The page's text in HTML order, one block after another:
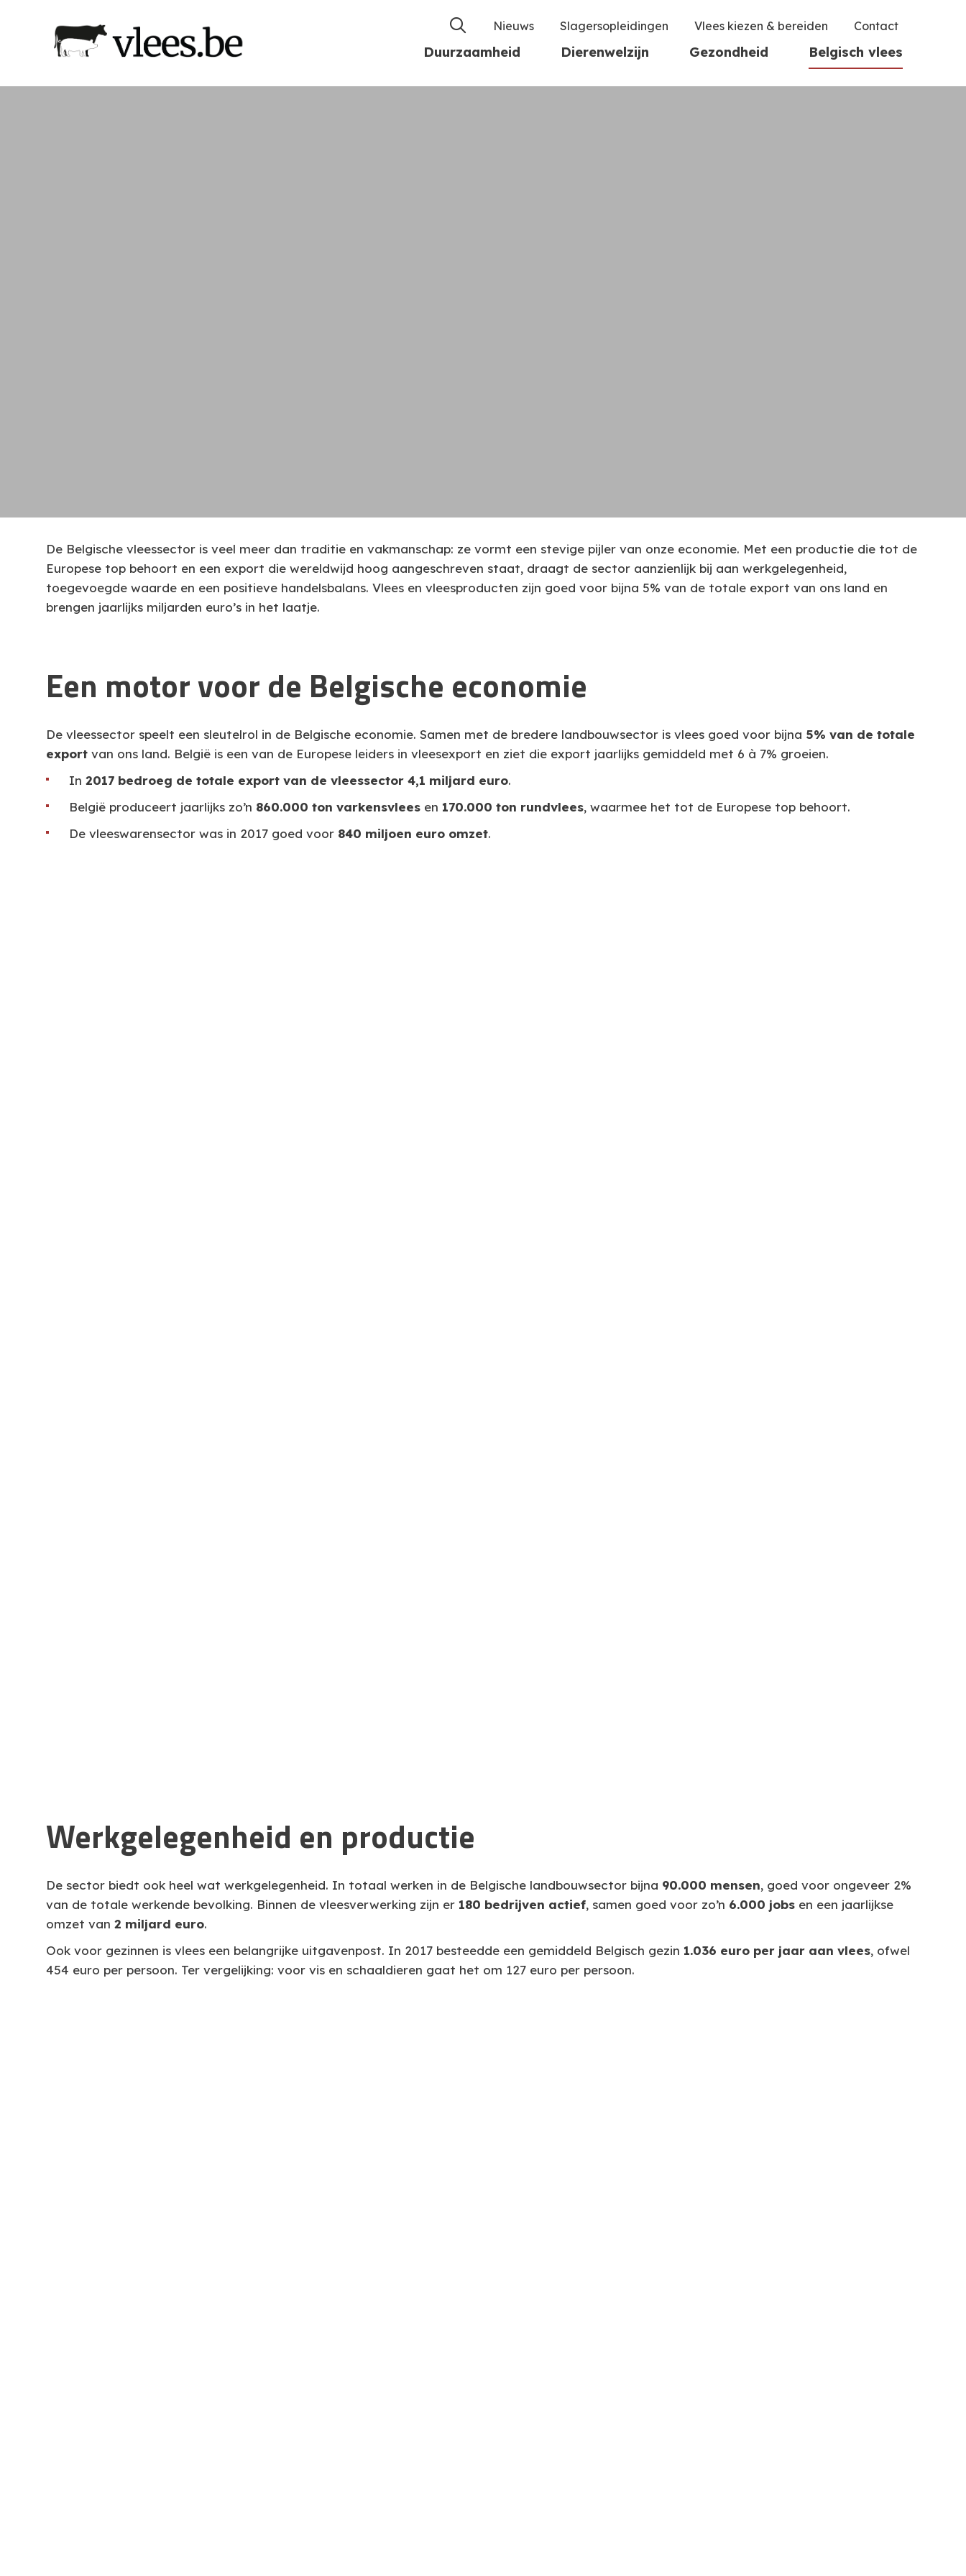
hoofdinhoud
Nieuws Slagersopleidingen Vlees kiezen & bereiden Contact
Duurzaamheid Dierenwelzijn Gezondheid Belgisch vlees
De Belgische vleessector is veel meer dan traditie en vakmanschap: ze vormt een stevige pijler van onze economie. Met een productie die tot de
Europese top behoort en een export die wereldwijd hoog aangeschreven staat, draagt de sector aanzienlijk bij aan werkgelegenheid,
toegevoegde waarde en een positieve handelsbalans. Vlees en vleesproducten zijn goed voor bijna 5% van de totale export van ons land en
brengen jaarlijks miljarden euro’s in het laatje.
Een motor voor de Belgische economie
De vleessector speelt een sleutelrol in de Belgische economie. Samen met de bredere landbouwsector is vlees goed voor bijna 5% van de totale
export van ons land. België is een van de Europese leiders in vleesexport en ziet die export jaarlijks gemiddeld met 6 à 7% groeien.
In 2017 bedroeg de totale export van de vleessector 4,1 miljard euro.
België produceert jaarlijks zo’n 860.000 ton varkensvlees en 170.000 ton rundvlees, waarmee het tot de Europese top behoort.
De vleeswarensector was in 2017 goed voor 840 miljoen euro omzet.
Werkgelegenheid en productie
De sector biedt ook heel wat werkgelegenheid. In totaal werken in de Belgische landbouwsector bijna 90.000 mensen, goed voor ongeveer 2%
van de totale werkende bevolking. Binnen de vleesverwerking zijn er 180 bedrijven actief, samen goed voor zo’n 6.000 jobs en een jaarlijkse
omzet van 2 miljard euro.
Ook voor gezinnen is vlees een belangrijke uitgavenpost. In 2017 besteedde een gemiddeld Belgisch gezin 1.036 euro per jaar aan vlees, ofwel
454 euro per persoon. Ter vergelijking: voor vis en schaaldieren gaat het om 127 euro per persoon.